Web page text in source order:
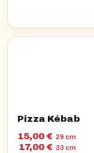
Pizza Kébab
15,00 € 29 cm
17,00 € 33 cm